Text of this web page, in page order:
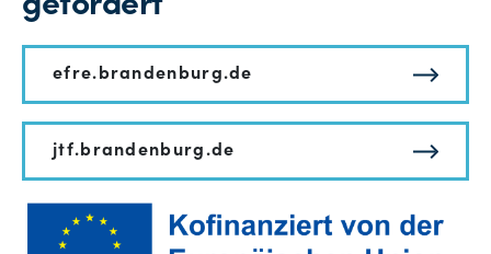
gefördert
efre.brandenburg.de
jtf.brandenburg.de